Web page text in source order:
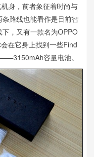
身，前者象征着时尚与
路线也能看作是目前智
，又有一款名为OPPO
在它身上找到一些Find
容量电池。